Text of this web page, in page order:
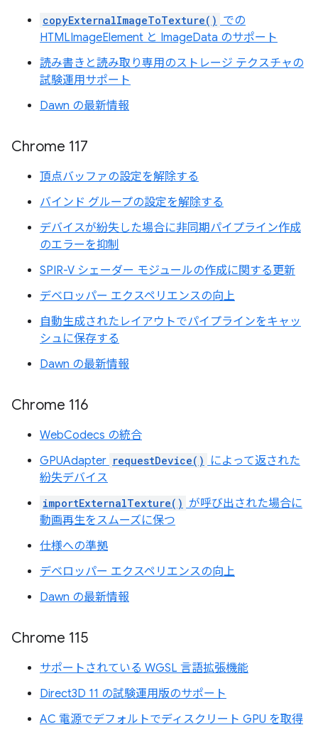
copyExternalImageToTexture() での
HTMLImageElement と ImageData のサポート
読み書きと読み取り専用のストレージ テクスチャの
試験運用サポート
Dawn の最新情報
Chrome 117
頂点バッファの設定を解除する
バインド グループの設定を解除する
デバイスが紛失した場合に非同期パイプライン作成
のエラーを抑制
SPIR-V シェーダー モジュールの作成に関する更新
デベロッパー エクスペリエンスの向上
自動生成されたレイアウトでパイプラインをキャッ
シュに保存する
Dawn の最新情報
Chrome 116
WebCodecs の統合
GPUAdapter requestDevice()
によって返された
紛失デバイス
importExternalTexture() が呼び出された場合に
動画再生をスムーズに保つ
仕様への準拠
デベロッパー エクスペリエンスの向上
Dawn の最新情報
Chrome 115
サポートされている WGSL 言語拡張機能
Direct3D 11 の試験運用版のサポート
AC 電源でデフォルトでディスクリート GPU を取得